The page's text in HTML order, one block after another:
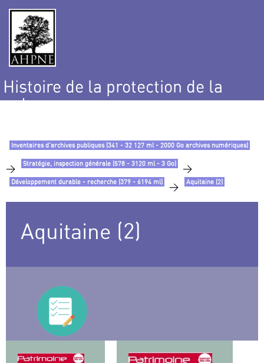
Histoire de la protection de la
nature
Inventaires d’archives publiques (341 - 32 127 ml - 2000 Go archives numériques)
> Stratégie, inspection générale (578 - 3120 ml - 3 Go) >
Développement durable - recherche (379 - 6194 ml) > Aquitaine (2)
Aquitaine (2)